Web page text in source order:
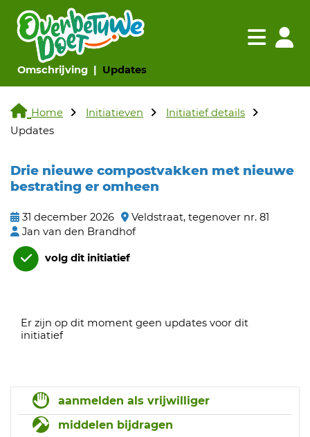
Omschrijving(huidige pagina)
Updates(huidige pagina)
Navigatie
Home Initiatieven
Initiatief details
Updates
Drie nieuwe compostvakken met nieuwe
bestrating er omheen
31 december 2026
Veldstraat, tegenover nr. 81
Jan van den Brandhof
volg dit initiatief
Er zijn op dit moment geen updates voor dit
initiatief
aanmelden als vrijwilliger
middelen bijdragen